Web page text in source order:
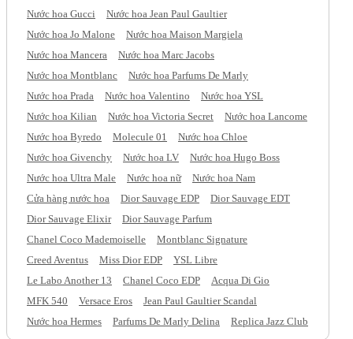
Nước hoa Gucci
Nước hoa Jean Paul Gaultier
Nước hoa Jo Malone
Nước hoa Maison Margiela
Nước hoa Mancera
Nước hoa Marc Jacobs
Nước hoa Montblanc
Nước hoa Parfums De Marly
Nước hoa Prada
Nước hoa Valentino
Nước hoa YSL
Nước hoa Kilian
Nước hoa Victoria Secret
Nước hoa Lancome
Nước hoa Byredo
Molecule 01
Nước hoa Chloe
Nước hoa Givenchy
Nước hoa LV
Nước hoa Hugo Boss
Nước hoa Ultra Male
Nước hoa nữ
Nước hoa Nam
Cửa hàng nước hoa
Dior Sauvage EDP
Dior Sauvage EDT
Dior Sauvage Elixir
Dior Sauvage Parfum
Chanel Coco Mademoiselle
Montblanc Signature
Creed Aventus
Miss Dior EDP
YSL Libre
Le Labo Another 13
Chanel Coco EDP
Acqua Di Gio
MFK 540
Versace Eros
Jean Paul Gaultier Scandal
Nước hoa Hermes
Parfums De Marly Delina Replica Jazz Club